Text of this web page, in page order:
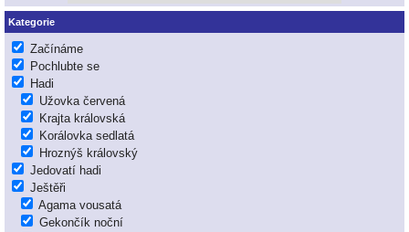
Kategorie
Začínáme
Pochlubte se
Hadi
Užovka červená
Krajta královská
Korálovka sedlatá
Hroznýš královský
Jedovatí hadi
Ještěři
Agama vousatá
Gekončík noční